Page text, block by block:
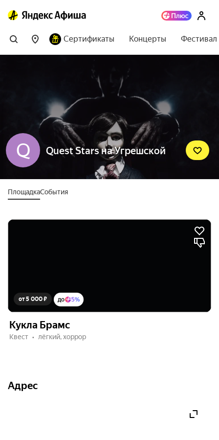
Сертификаты Концерты
Q Quest Stars на Угрешской
ПлощадкаСобытия
от 5 000 ₽ до 5%
Кукла Брамс
Квест лёгкий, хоррор
Адрес